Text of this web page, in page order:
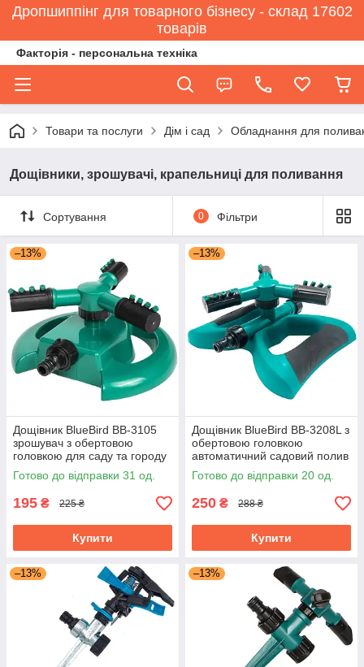
Дропшиппінг для товарного бізнесу - склад 17602
товарів
Факторія - персональна техніка
Товари та послуги Дім і сад Обладнання для
Дощівники, зрошувачі, крапельниці для поливання
Сортування 0 Фільтри
–13%
Дощівник BlueBird BB-3105
зрошувач з обертовою
головкою для саду та городу
Готово до відправки 31 од.
195 ₴ 225 ₴
Купити
–13%
Дощівник BlueBird BB-3208L з
обертовою головкою
автоматичний садовий полив
Готово до відправки 20 од.
250 ₴ 288 ₴
Купити
–13% –13%